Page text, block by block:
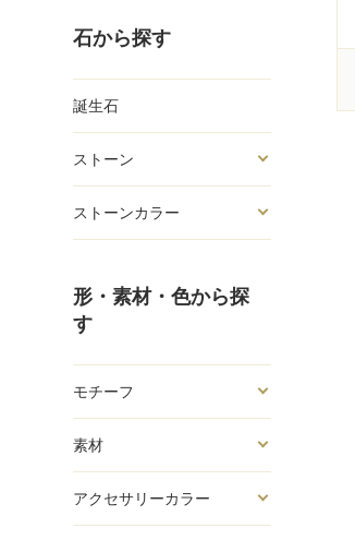
石から探す
誕生石
ストーン
ストーンカラー
形・素材・色から探
す
モチーフ
素材
アクセサリーカラー